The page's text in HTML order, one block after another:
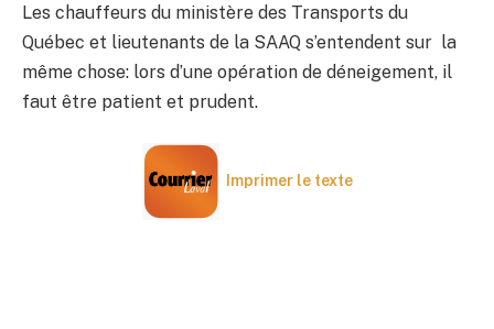
Les chauffeurs du ministère des Transports du
Québec et lieutenants de la SAAQ s’entendent sur la
même chose: lors d’une opération de déneigement, il
faut être patient et prudent.
Imprimer le texte